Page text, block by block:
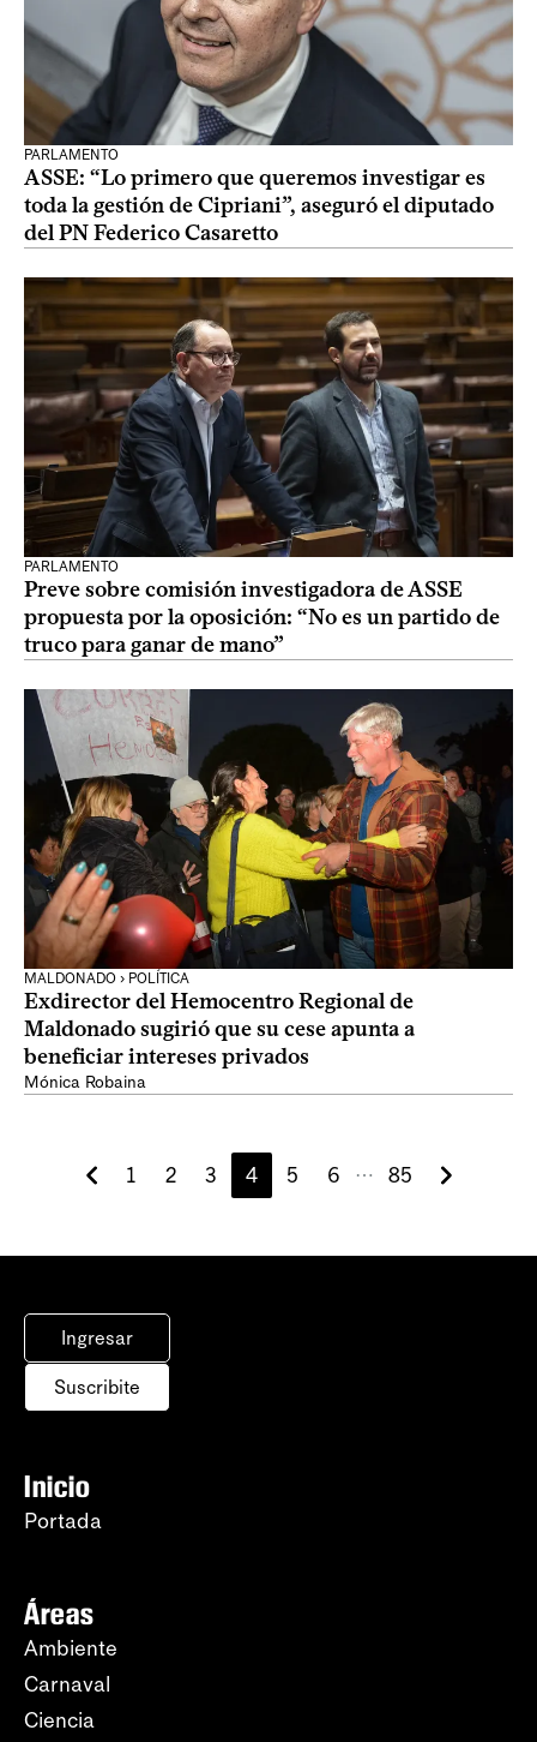
PARLAMENTO
ASSE: “Lo primero que queremos investigar es
toda la gestión de Cipriani”, aseguró el diputado
del PN Federico Casaretto
PARLAMENTO
Preve sobre comisión investigadora de ASSE
propuesta por la oposición: “No es un partido de
truco para ganar de mano”
MALDONADO › POLÍTICA
Exdirector del Hemocentro Regional de
Maldonado sugirió que su cese apunta a
beneficiar intereses privados
Mónica Robaina
1 2 3 4 5 6 ⋯ 85
Ingresar
Suscribite
Inicio
Portada
Áreas
Ambiente
Carnaval
Ciencia